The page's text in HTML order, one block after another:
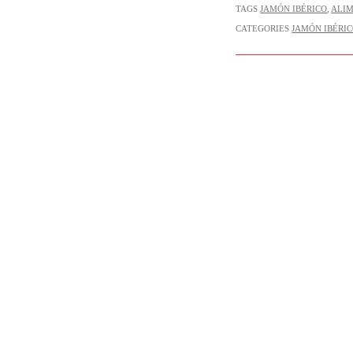
TAGSJAMÓN IBÉRICO
CATEGORIESJAMÓN